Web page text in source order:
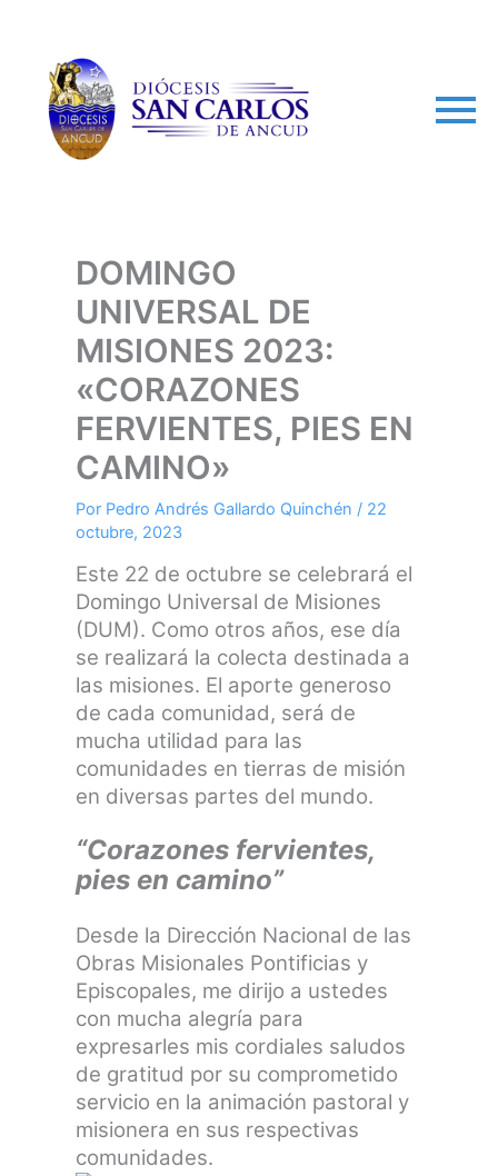
DOMINGO
UNIVERSAL DE
MISIONES 2023:
«CORAZONES
FERVIENTES, PIES EN
CAMINO»
Por Pedro Andrés Gallardo Quinchén / 22
octubre, 2023
Este 22 de octubre se celebrará el
Domingo Universal de Misiones
(DUM). Como otros años, ese día
se realizará la colecta destinada a
las misiones. El aporte generoso
de cada comunidad, será de
mucha utilidad para las
comunidades en tierras de misión
en diversas partes del mundo.
“Corazones fervientes,
pies en camino”
Desde la Dirección Nacional de las
Obras Misionales Pontificias y
Episcopales, me dirijo a ustedes
con mucha alegría para
expresarles mis cordiales saludos
de gratitud por su comprometido
servicio en la animación pastoral y
misionera en sus respectivas
comunidades.